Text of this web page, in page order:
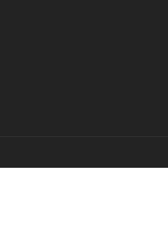
frågorna. Här finns
oss.